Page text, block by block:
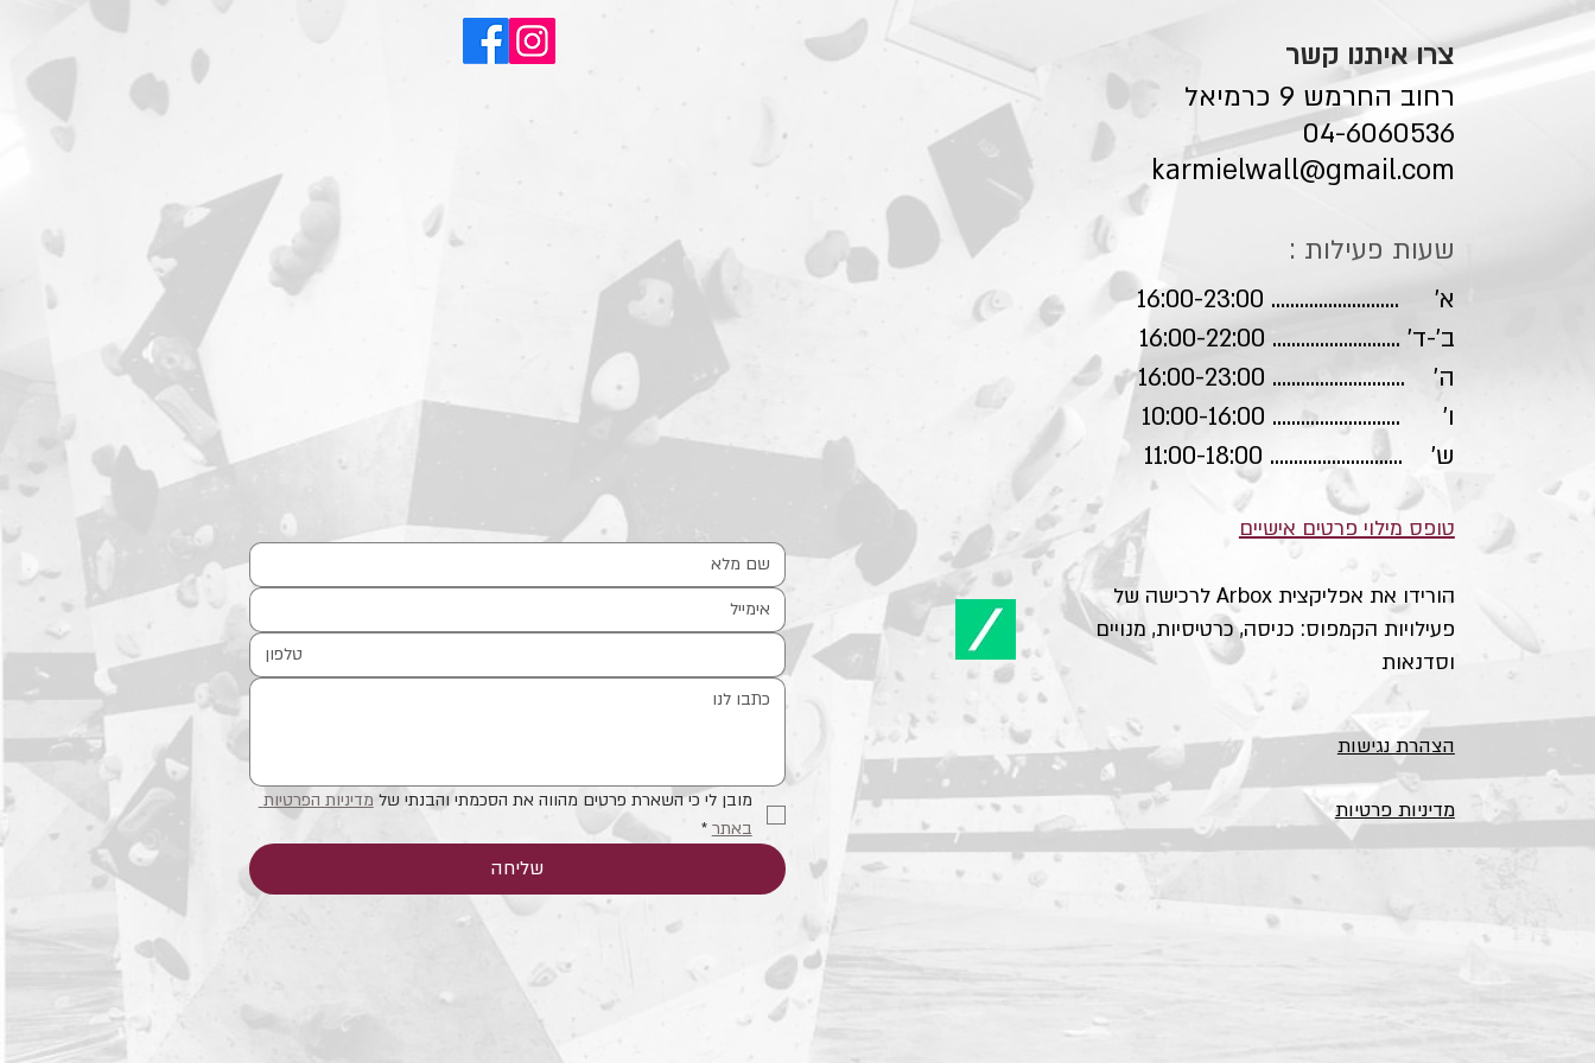
מובן לי כי השארת פרטים מהווה את הסכמתי והבנתי של
באתר *
שליחה
צרו איתנו קשר
רחוב החרמש 9 כרמיאל
04-6060536
karmielwall@gmail.com
שעות פעילות :
א' ........................... 16:00-23:00
ב'-ד' ........................... 16:00-22:00
ה' ............................ 16:00-23:00
ו' ........................... 10:00-16:00
ש' ............................ 11:00-18:00
טופס מילוי פרטים אישיים
הורידו את אפליקצית Arbox לרכישה של
פעילויות הקמפוס: כניסה, כרטיסיות, מנויים
וסדנאות
הצהרת נגישות
מדיניות פרטיות